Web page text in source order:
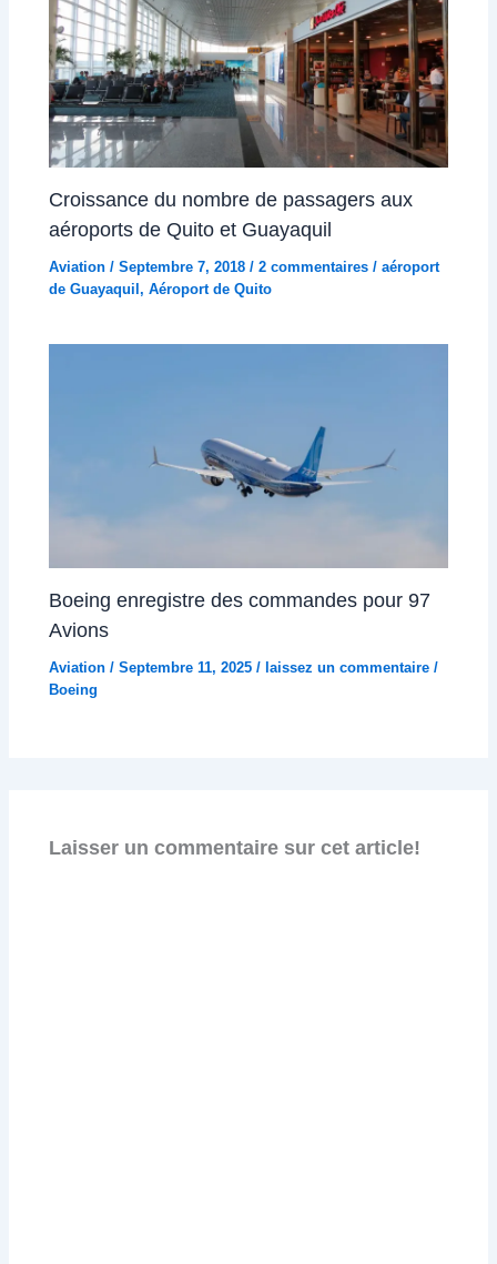
Croissance du nombre de passagers aux
aéroports de Quito et Guayaquil
Aviation /Septembre 7, 2018/2 commentaires /aéroport
de Guayaquil,Aéroport de Quito
Boeing enregistre des commandes pour 97
Avions
Aviation /Septembre 11, 2025/ laissez un commentaire /
Boeing
Laisser un commentaire sur cet article!